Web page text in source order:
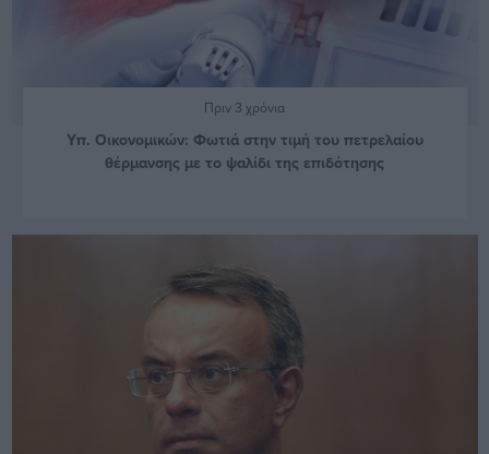
Πριν 3 χρόνια
Υπ. Οικονομικών: Φωτιά στην τιμή του πετρελαίου
θέρμανσης με το ψαλίδι της επιδότησης